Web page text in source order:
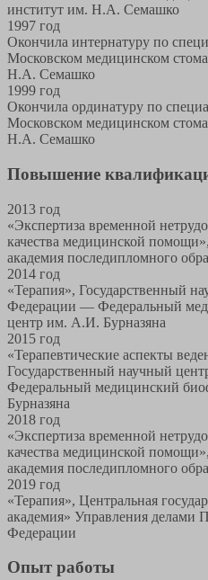
институт им. Н.А. Семашко
1997 год
Окончила интернатуру по
Московском медицинском
Н.А. Семашко
1999 год
Окончила ординатуру по
Московском медицинском
Н.А. Семашко
Повышение
2013 год
«Экспертиза временной
качества медицинской
академия последипломного
2014 год
«Терапия», Государственный
Федерации — Федеральный
центр им. А.И. Бурназяна
2015 год
«Терапевтические аспекты
Государственный научный
Федеральный медицинский
Бурназяна
2018 год
«Экспертиза временной
качества медицинской
академия последипломного
2019 год
«Терапия», Центральная
академия» Управления делами
Федерации
Опыт работы